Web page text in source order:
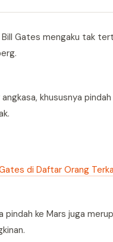
Gates mengaku tak
khususnya
di Daftar Orang
ke Mars juga